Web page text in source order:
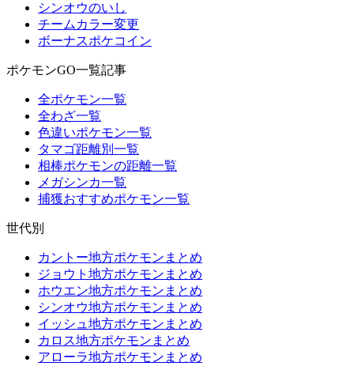
シンオウのいし
チームカラー変更
ボーナスポケコイン
ポケモンGO一覧記事
全ポケモン一覧
全わざ一覧
色違いポケモン一覧
タマゴ距離別一覧
相棒ポケモンの距離一覧
メガシンカ一覧
捕獲おすすめポケモン一覧
世代別
カントー地方ポケモンまとめ
ジョウト地方ポケモンまとめ
ホウエン地方ポケモンまとめ
シンオウ地方ポケモンまとめ
イッシュ地方ポケモンまとめ
カロス地方ポケモンまとめ
アローラ地方ポケモンまとめ